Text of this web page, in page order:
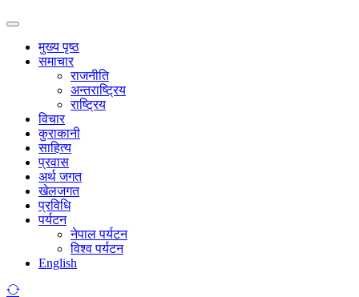
मुख्य पृष्ठ
समाचार
राजनीति
अन्तराष्ट्रिय
राष्ट्रिय
विचार
कुराकानी
साहित्य
प्रवास
अर्थ जगत
खेलजगत
प्रविधि
पर्यटन
नेपाल पर्यटन
विश्व पर्यटन
English